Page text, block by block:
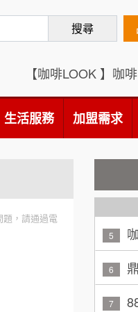
搜尋
生活服務 加盟需求
，請通過電
1
4
5
6
7
何
呂
加盟
加盟
黃